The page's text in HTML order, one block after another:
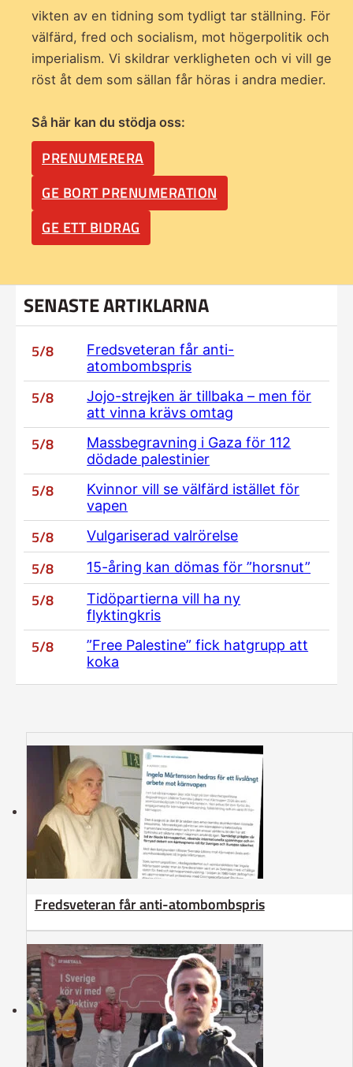
vikten av en tidning som tydligt tar ställning. För
välfärd, fred och socialism, mot högerpolitik och
imperialism. Vi skildrar verkligheten och vi vill ge
röst åt dem som sällan får höras i andra medier.
Så här kan du stödja oss:
PRENUMERERA
GE BORT PRENUMERATION
GE ETT BIDRAG
SENASTE ARTIKLARNA
5/8
Fredsveteran får anti-
atombombspris
5/8
Jojo-strejken är tillbaka – men för
att vinna krävs omtag
5/8
Massbegravning i Gaza för 112
dödade palestinier
5/8
Kvinnor vill se välfärd istället för
vapen
5/8 Vulgariserad valrörelse
5/8 15-åring kan dömas för ”horsnut”
5/8
Tidöpartierna vill ha ny
flyktingkris
5/8
”Free Palestine” fick hatgrupp att
koka
Fredsveteran får anti-atombombspris